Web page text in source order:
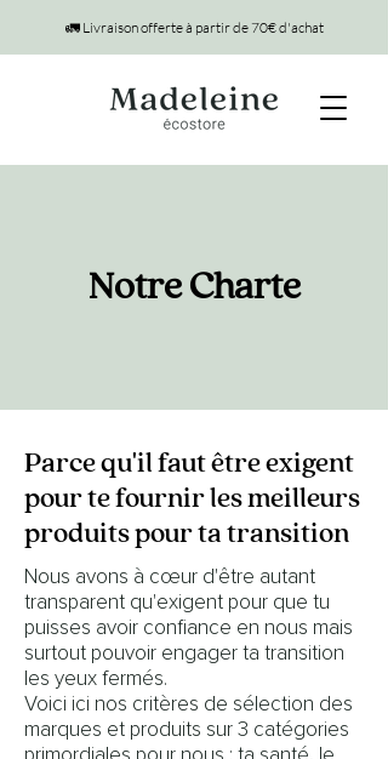
🚛 Livraison offerte à partir de 70€ d'achat
Notre Charte
Parce qu'il faut être exigent
pour te fournir les meilleurs
produits pour ta transition
Nous avons à cœur d'être autant
transparent qu'exigent pour que tu
puisses avoir confiance en nous mais
surtout pouvoir engager ta transition
les yeux fermés.
Voici ici nos critères de sélection des
marques et produits sur 3 catégories